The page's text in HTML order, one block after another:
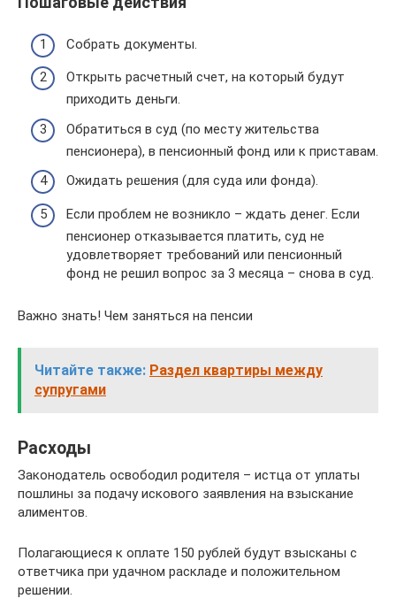
Собрать документы.
Открыть расчетный счет, на который будут
приходить деньги.
Обратиться в суд (по месту жительства
пенсионера), в пенсионный фонд или к приставам.
Ожидать решения (для суда или фонда).
Если проблем не возникло – ждать денег. Если
пенсионер отказывается платить, суд не
удовлетворяет требований или пенсионный
фонд не решил вопрос за 3 месяца – снова в суд.
Важно знать! Чем заняться на пенсии
Читайте также: Раздел квартиры между
супругами
Расходы
Законодатель освободил родителя – истца от уплаты
пошлины за подачу искового заявления на взыскание
алиментов.
Полагающиеся к оплате 150 рублей будут взысканы с
ответчика при удачном раскладе и положительном
решении.